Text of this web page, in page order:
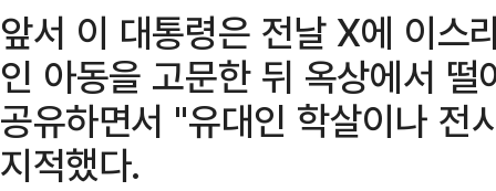
앞서 이 대통령은 전날 X에 이스
인 아동을 고문한 뒤 옥상에서
공유하면서 "유대인 학살이나 전
지적했다.